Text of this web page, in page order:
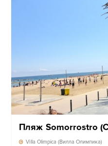
Пляж Somorrostro
Villa Olimpica (Вилла Олимпика)